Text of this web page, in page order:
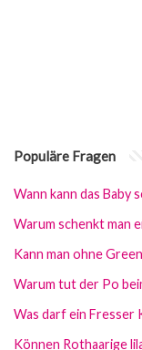
Populäre Fragen
Wann kann das Baby
Warum schenkt man
Kann man ohne
Warum tut der Po
Was darf ein Fresser
Können Rothaarige